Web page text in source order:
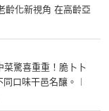
齡化新視角 在高齡亞
菜驚喜重重！脆卜卜
口味干邑名釀。︱